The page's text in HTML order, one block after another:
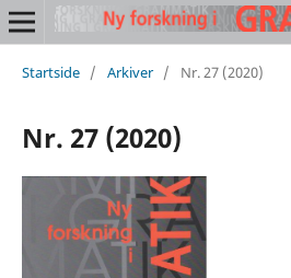
Startside / Arkiver / Nr. 27 (2020)
Nr. 27 (2020)